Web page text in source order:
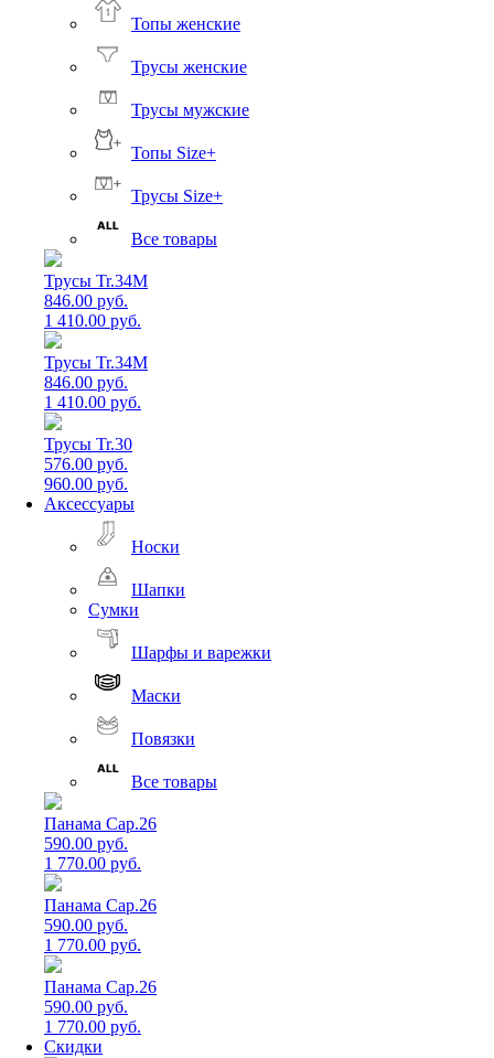
Топы женские
Трусы женские
Трусы мужские
Топы Size+
Трусы Size+
Все товары
Трусы Tr.34M
846.00 руб.
1 410.00 руб.
Трусы Tr.34M
846.00 руб.
1 410.00 руб.
Трусы Tr.30
576.00 руб.
960.00 руб.
Аксессуары
Носки
Шапки
Сумки
Шарфы и варежки
Маски
Повязки
Все товары
Панама Cap.26
590.00 руб.
1 770.00 руб.
Панама Cap.26
590.00 руб.
1 770.00 руб.
Панама Cap.26
590.00 руб.
1 770.00 руб.
Скидки